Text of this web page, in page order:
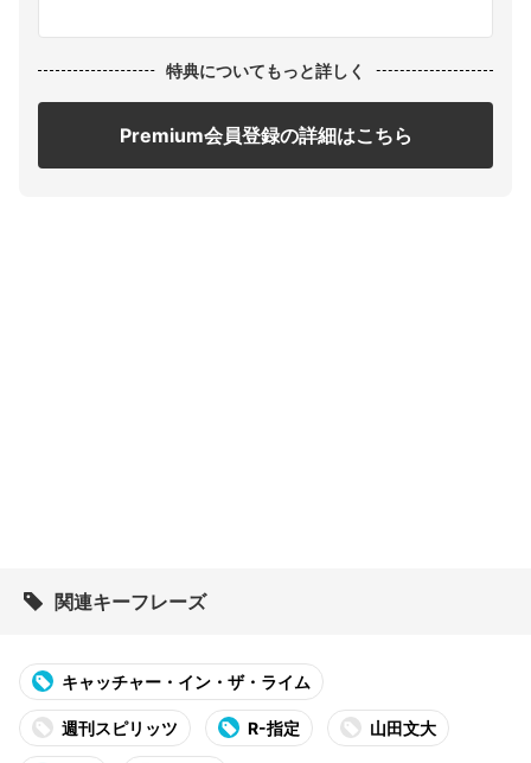
特典についてもっと詳しく
Premium会員登録の詳細はこちら
関連キーフレーズ
キャッチャー・イン・ザ・ライム
週刊スピリッツ R-指定 山田文大